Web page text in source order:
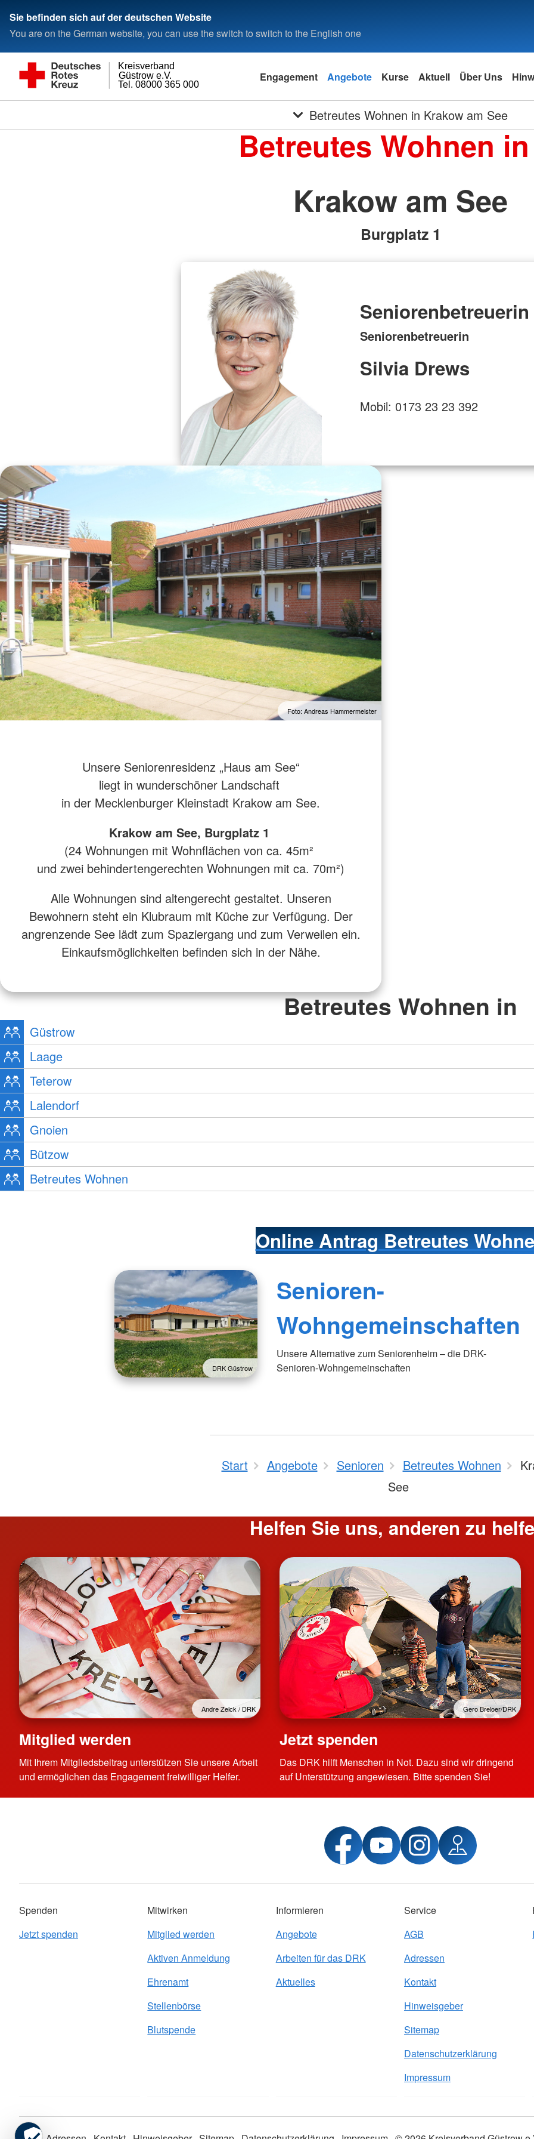
Sie befinden sich auf der deutschen Website
You are on the German website, you can use the switch to switch to the English one
Tel. 08000 365 000
Güstrow e.V.
Kreisverband
Engagement Angebote Kurse Aktuell Über Uns
Betreutes Wohnen in Krakow am See
Betreutes Wohnen
Krakow am See
Burgplatz 1
Seniorenbetreuerin
Seniorenbetreuerin
Silvia Drews
Mobil: 0173 23 23 392
Foto: Andreas Hammermeister
Unsere Seniorenresidenz „Haus am See“
liegt in wunderschöner Landschaft
in der Mecklenburger Kleinstadt Krakow am See.
Krakow am See, Burgplatz 1
(24 Wohnungen mit Wohnflächen von ca. 45m²
und zwei behindertengerechten Wohnungen mit ca. 70m²)
Alle Wohnungen sind altengerecht gestaltet. Unseren
Bewohnern steht ein Klubraum mit Küche zur Verfügung. Der
angrenzende See lädt zum Spaziergang und zum Verweilen ein.
Einkaufsmöglichkeiten befinden sich in der Nähe.
Betreutes Wohnen in
Güstrow
Laage
Teterow
Lalendorf
Gnoien
Bützow
Betreutes Wohnen
Online Antrag Betreutes
DRK Güstrow
Senioren-
Wohngemeinschaften
Unsere Alternative zum Seniorenheim – die DRK-
Senioren-Wohngemeinschaften
Start Angebote Senioren Betreutes Wohnen
See
Helfen Sie uns, anderen zu
Andre Zelck / DRK
Mitglied werden
Mit Ihrem Mitgliedsbeitrag unterstützen Sie unsere Arbeit
und ermöglichen das Engagement freiwilliger Helfer.
Gero Breloer/DRK
Jetzt spenden
Das DRK hilft Menschen in Not. Dazu sind wir dringend
auf Unterstützung angewiesen. Bitte spenden Sie!
Spenden
Jetzt spenden
Mitwirken
Mitglied werden
Aktiven Anmeldung
Ehrenamt
Stellenbörse
Blutspende
Informieren
Angebote
Arbeiten für das DRK
Aktuelles
Service
AGB
Adressen
Kontakt
Hinweisgeber
Sitemap
Datenschutzerklärung
Impressum